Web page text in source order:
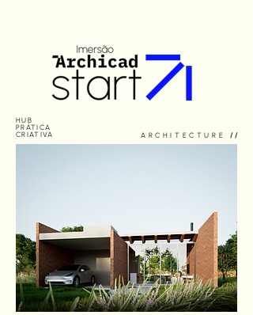
HUB
PRÁTICA
CRIATIVA
ARCHITECTURE //